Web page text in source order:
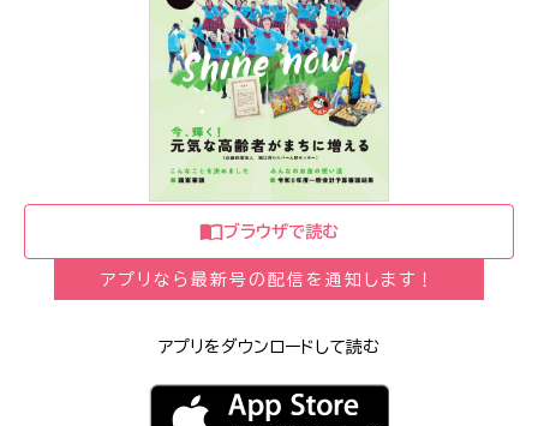
ブラウザで読む
アプリなら最新号の配信を通知します！
アプリをダウンロードして読む